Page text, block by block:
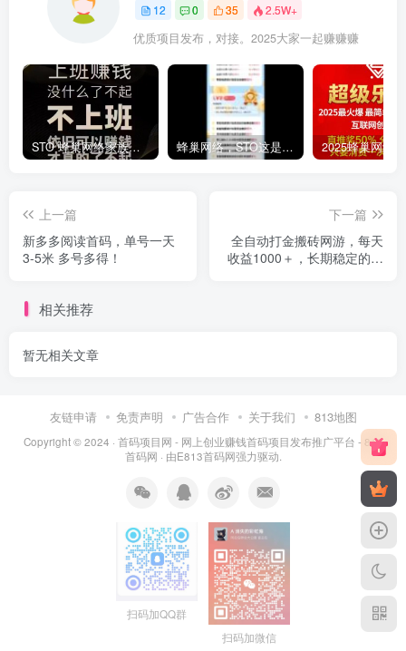
12 0 35 2.5W+
优质项目发布，对接。2025大家一起赚赚赚
STO 蜂巢网络家族产品。2025明星项目，招优质个人及团队 蜂巢网络，STO这是一场上岸的佳作，看懂的小伙伴已经在奔跑中
上一篇
新多多阅读首码，单号一天
3-5米 多号多得！
下一篇
全自动打金搬砖网游，每天
收益1000＋，长期稳定的副
相关推荐
暂无相关文章
友链申请 免责声明 广告合作 关于我们 813地图
Copyright © 2024 · 首码项目网 - 网上创业赚钱首码项目发布推广平台 - 813
首码网 · 由E813首码网强力驱动.
扫码加QQ群
扫码加微信